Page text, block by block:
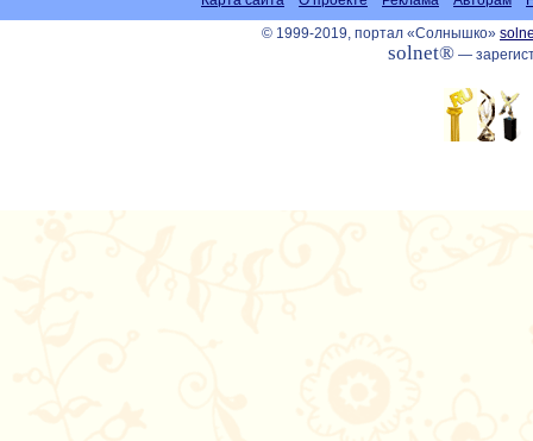
© 1999-2019, портал «Солнышко»
solnet®—